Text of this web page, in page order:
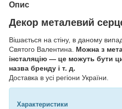
Опис
Декор металевий
Вішається на стіну, в даному
Святого Валентина. Можна з
інсталяцію — це можуть бути
назва бренду і т. д.
Доставка в усі регіони України.
Характеристики